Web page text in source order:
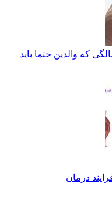
های بعد از واکسن ۱۵ سالگی که والدین حتما باید
درمان